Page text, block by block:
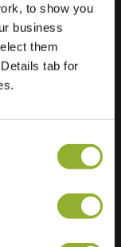
to show you
business
them
tab for
3